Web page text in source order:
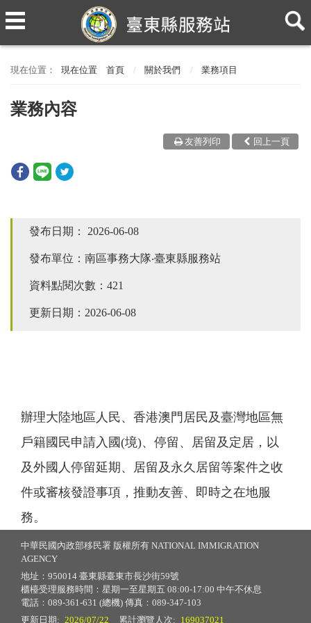
現在位置 首頁 關於我們 業務項目
業務內容
回上一頁
友善列印
發布日期： 2026-06-08
發布單位：南區事務大隊‧臺東縣服務站
資料點閱次數：421
更新日期：2026-06-08
辦理大陸地區人民、香港澳門居民及臺灣地區無
戶籍國民申請入國(境)、停留、居留及定居，以
及外國人停留延期、居留及永久居留等案件之收
件或審核發證事項，推動友善、即時之在地服
務。
中華民國內政部移民署 版權所有 NATIONAL IMMIGRATION
AGENCY
地址：950014 臺東縣臺東市長沙街59號
櫃檯受理服務時間：星期一至星期五 08:00-17:00 中午不休息
電話：089-361-631 (總機) 傳真：089-347-103
更新日期: 2026/07/22 累計瀏覽人次: 169037021